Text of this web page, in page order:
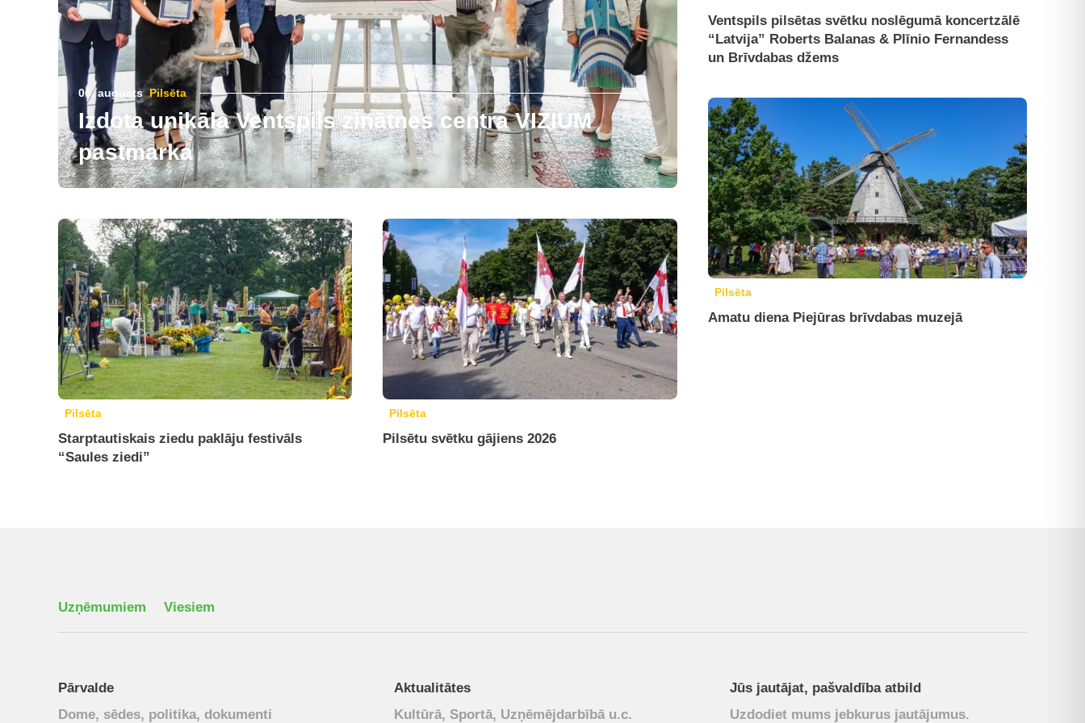
06. augusts Pilsēta
Izdota unikāla Ventspils zinātnes centra VIZIUM
pastmarka
Pilsēta
Starptautiskais ziedu paklāju festivāls
“Saules ziedi”
Pilsēta
Pilsētu svētku gājiens 2026
Ventspils pilsētas svētku noslēgumā koncertzālē
“Latvija” Roberts Balanas & Plīnio Fernandess
un Brīvdabas džems
Pilsēta
Amatu diena Piejūras brīvdabas muzejā
Uzņēmumiem Viesiem
Pārvalde
Dome, sēdes, politika, dokumenti
Aktualitātes
Kultūrā, Sportā, Uzņēmējdarbībā u.c.
Jūs jautājat, pašvaldība atbild
Uzdodiet mums jebkurus jautājumus.